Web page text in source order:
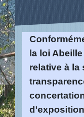
la loi
relative à la